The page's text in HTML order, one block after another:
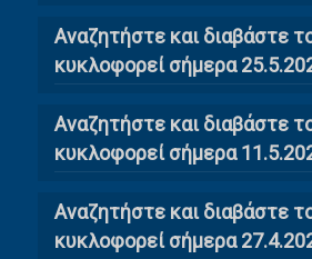
Αναζητήστε και διαβάστε
κυκλοφορεί σήμερα
Αναζητήστε και διαβάστε
κυκλοφορεί σήμερα
Αναζητήστε και διαβάστε
κυκλοφορεί σήμερα